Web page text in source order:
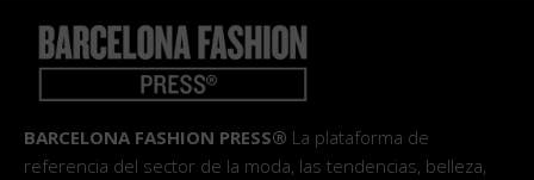
BARCELONA FASHION PRESS® La plataforma de
referencia del sector de la moda, las tendencias, belleza,